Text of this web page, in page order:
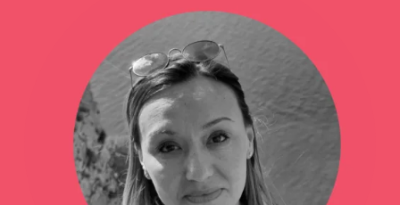
et Management, où j’ai obtenu un diplôme
en anglais moderne. J’ai été appelé
régulièrement à faire des traductions en
anglais et en chinois. C’est lors de mon
passage en tant que responsable des
opérations d’une école de langues à Pékin,
que j’ai développé un intérêt et une passion
pour l’enseignement. Établie en Suisse
Romande depuis 2016 où je me suis installé
avec ma famille, j’ai décidé de passer un